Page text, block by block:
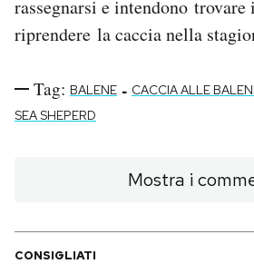
rassegnarsi e intendono
riprendere la caccia nella
Tag: BALENE - CACCIA ALLE
SEA SHEPERD
Mostra i
CONSIGLIATI